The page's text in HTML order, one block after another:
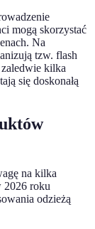
mogą skorzystać
Na
tzw. flash
kilka
się doskonałą
na kilka
2026 roku
odzieżą